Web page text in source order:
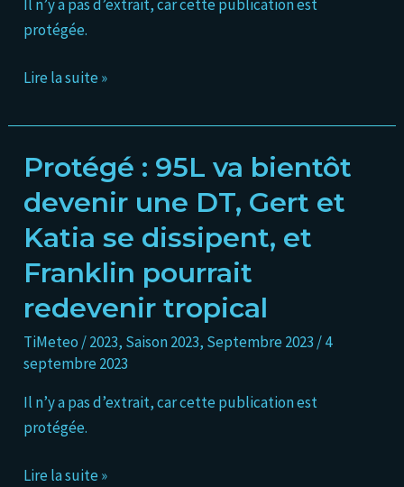
Il n’y a pas d’extrait, car cette publication est
protégée.
Lire la suite »
Protégé : 95L va bientôt
devenir une DT, Gert et
Katia se dissipent, et
Franklin pourrait
redevenir tropical
TiMeteo /2023, Saison 2023, Septembre 2023 /4
septembre 2023
Il n’y a pas d’extrait, car cette publication est
protégée.
Protégé :
va
bientôt
devenir
une
DT,
Gert
et
se
dissipent,
et
Lire la suite »